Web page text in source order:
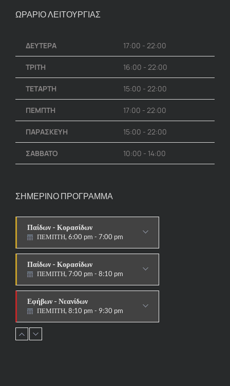
ΩΡΑΡΙΟ ΛΕΙΤΟΥΡΓΙΑΣ
ΔΕΥΤΕΡΑ 17:00 - 22:00
ΤΡΙΤΗ 16:00 - 22:00
ΤΕΤΑΡΤΗ 15:00 - 22:00
ΠΕΜΠΤΗ 17:00 - 22:00
ΠΑΡΑΣΚΕΥΗ 15:00 - 22:00
ΣΑΒΒΑΤΟ 10:00 - 14:00
ΣΗΜΕΡΙΝΟ ΠΡΟΓΡΑΜΜΑ
Παίδων - Κορασίδων
ΠΕΜΠΤΗ, 6:00 pm - 7:00 pm
Παίδων - Κορασίδων
ΠΕΜΠΤΗ, 7:00 pm - 8:10 pm
Εφήβων - Νεανίδων
ΠΕΜΠΤΗ, 8:10 pm - 9:30 pm
ΑΥΤΟΑΜΥΝΑ
Ανδρών - Γυναικών